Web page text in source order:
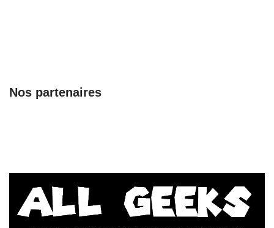
Nos partenaires